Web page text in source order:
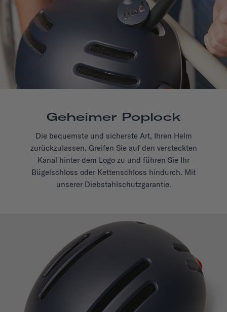
Geheimer Poplock
Die bequemste und sicherste Art, Ihren Helm
zurückzulassen. Greifen Sie auf den versteckten
Kanal hinter dem Logo zu und führen Sie Ihr
Bügelschloss oder Kettenschloss hindurch. Mit
unserer Diebstahlschutzgarantie.